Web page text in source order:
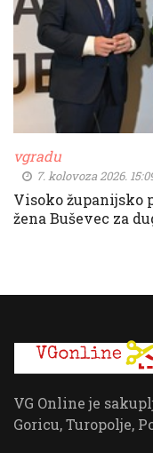
vgradu
7. kolovoza 2026.
Visoko županijsko
žena Buševec za
VG Online je
Goricu, Turopolje,